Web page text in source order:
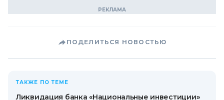
ПОДЕЛИТЬСЯ НОВОСТЬЮ
ТАКЖЕ ПО ТЕМЕ
Ликвидация банка «Национальные инвестиции»